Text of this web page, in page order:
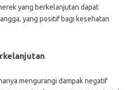
yang berkelanjutan dapat
yang positif bagi kesehatan
mengurangi dampak negatif